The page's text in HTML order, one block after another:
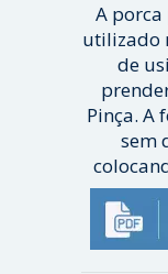
A
utilizado
de
Pinça. A
sem